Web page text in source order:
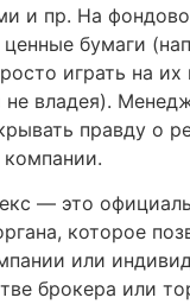
и пр. На
ценные бумаги
играть на их
не владея).
правду о
компании.
— это
которое
или
брокера или